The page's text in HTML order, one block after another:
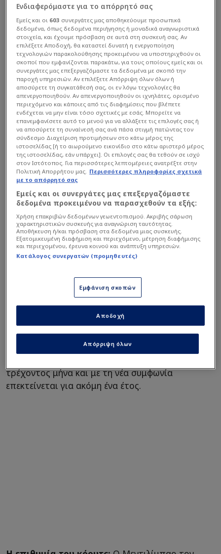
Η παραμονή του έμπειρου Ισπανού μέσου στο
Λιμάνι αποτελούσε ρητή εισήγηση του
προπονητή,Χοσέ Λουίς Μεντιλίμπαρ, ο οποίος
εκτιμά βαθύτατα την προσφορά, τον
επαγγελματισμό και τη σταθερότητα που
προσφέρει ο Βάσκος χαφ στον άξονα της ομάδας.
Διαβάστε επίσης...
Ολυμπιακός: Τελικά έχει
"χολέρα" ο Γκαρθία;
(BINTEO
Στην έξοδο ο Κεντζιόρα,
συμφώνησε με ομάδα -
Πρώτη νίκη Ολυμπιακού με
ΠΑΟΚ
Τα βασικά σημεία της
συμφωνίας
τρέχοντος μήνα και με τη νέα συμφωνία
επεκτείνεται για ακόμη ένα έτος.
Ενδιαφερόμαστε για το απόρρητό σας
Εμείς και οι 603 συνεργάτες μας αποθηκεύουμε προσωπικά
δεδομένα, όπως δεδομένα περιήγησης ή μοναδικά αναγνωριστικά
στοιχεία, και έχουμε πρόσβαση σε αυτά στη συσκευή σας. Αν
επιλέξετε Αποδοχή, θα καταστεί δυνατή η ενεργοποίηση
τεχνολογιών παρακολούθησης προκειμένου να υποστηριχθούν οι
σκοποί που εμφανίζονται παρακάτω, για τους οποίους εμείς και οι
συνεργάτες μας επεξεργαζόμαστε τα δεδομένα με σκοπό την
παροχή υπηρεσιών. Αν επιλέξετε Απόρριψη όλων όλων ή
αποσύρετε τη συγκατάθεσή σας, οι εν λόγω τεχνολογίες θα
απενεργοποιηθούν. Αν απενεργοποιηθούν οι ιχνηλάτες, ορισμένο
περιεχόμενο και κάποιες από τις διαφημίσεις που βλέπετε
ενδέχεται να μην είναι τόσο σχετικές με εσάς. Μπορείτε να
επανεμφανίσετε αυτό το μενού για να αλλάξετε τις επιλογές σας ή
να αποσύρετε τη συναίνεσή σας ανά πάσα στιγμή πατώντας τον
σύνδεσμο Διαχείριση προτιμήσεων στο κάτω μέρος της
ιστοσελίδας [ή το αιωρούμενο εικονίδιο στο κάτω αριστερό μέρος
της ιστοσελίδας, εάν υπάρχει]. Οι επιλογές σας θα τεθούν σε ισχύ
στον Ιστότοπος. Για περισσότερες λεπτομέρειες ανατρέξτε στην
Πολιτική Απορρήτου μας. Περισσότερες πληροφορίες σχετικά
με το απόρρητό σας
Εμείς και οι συνεργάτες μας επεξεργαζόμαστε
δεδομένα προκειμένου να παρασχεθούν τα εξής:
Χρήση επακριβών δεδομένων γεωεντοπισμού. Ακριβής σάρωση
χαρακτηριστικών συσκευής για αναγνώριση ταυτότητας.
Αποθήκευση ή/και πρόσβαση στα δεδομένα μιας συσκευής.
Εξατομικευμένη διαφήμιση και περιεχόμενο, μέτρηση διαφήμισης
και περιεχομένου, έρευνα κοινού και ανάπτυξη υπηρεσιών.
Κατάλογος συνεργατών (προμηθευτές)
Εμφάνιση σκοπών
Απόρριψη όλων
Αποδοχή